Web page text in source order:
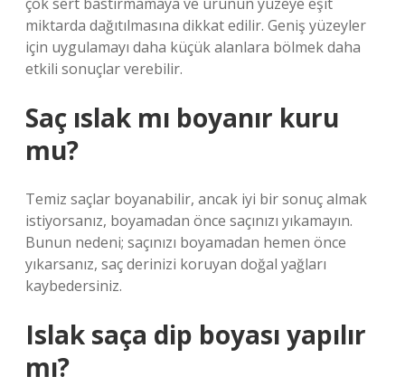
miktarda dağıtılmasına dikkat edilir. Geniş yüzeyler
için uygulamayı daha küçük alanlara bölmek daha
etkili sonuçlar verebilir.
Saç ıslak mı boyanır kuru
mu?
Temiz saçlar boyanabilir, ancak iyi bir sonuç almak
istiyorsanız, boyamadan önce saçınızı yıkamayın.
Bunun nedeni; saçınızı boyamadan hemen önce
yıkarsanız, saç derinizi koruyan doğal yağları
kaybedersiniz.
Islak saça dip boyası yapılır
mı?